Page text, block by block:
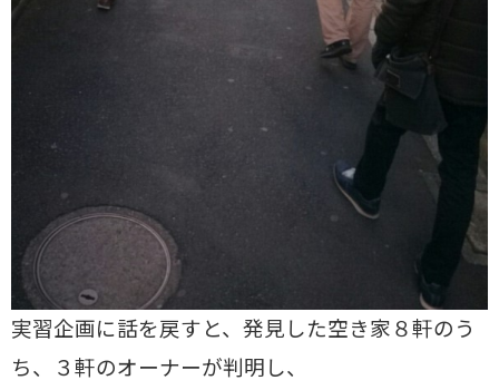
実習企画に話を戻すと、発見した空き家８軒のう
ち、３軒のオーナーが判明し、